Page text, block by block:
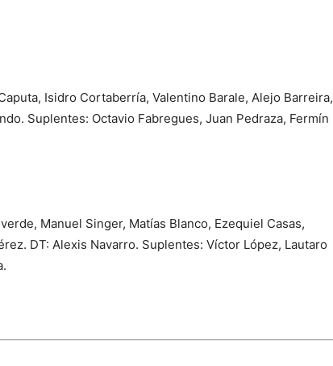
Isidro Cortaberría, Valentino Barale, Alejo Barreira,
Suplentes: Octavio Fabregues, Juan Pedraza, Fermín
Manuel Singer, Matías Blanco, Ezequiel Casas,
DT: Alexis Navarro. Suplentes: Víctor López, Lautaro